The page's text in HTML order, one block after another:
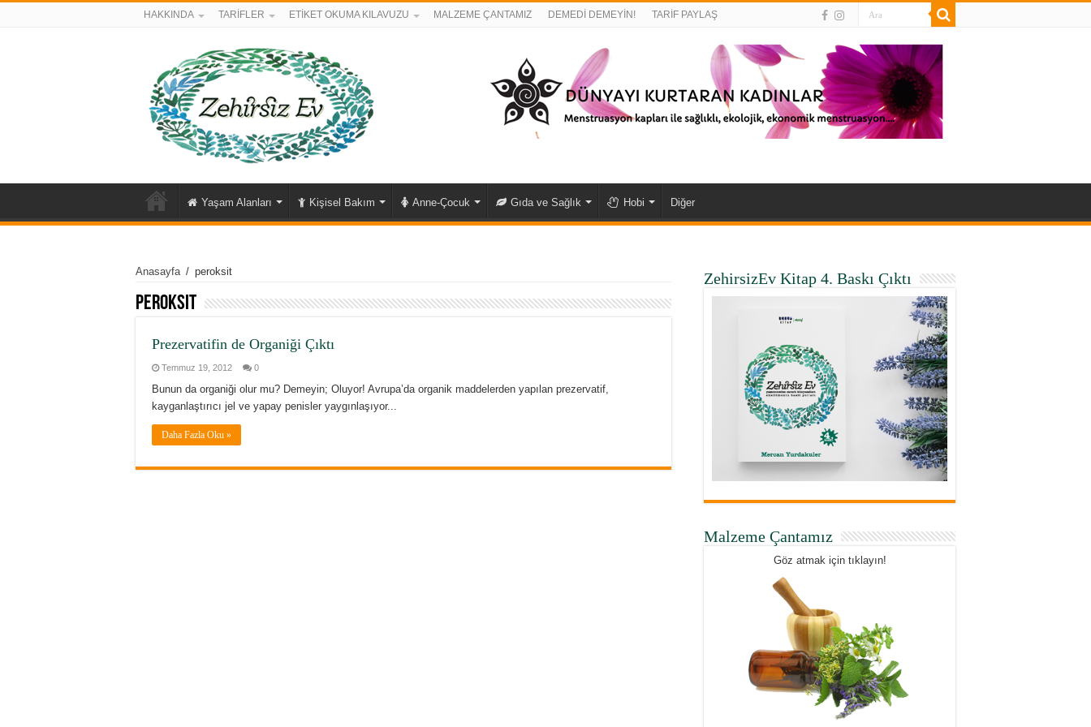
HAKKINDA TARİFLER ETİKET OKUMA KILAVUZU MALZEME ÇANTAMIZ DEMEDİ DEMEYİN! TARİF PAYLAŞ
Yaşam Alanları Kişisel Bakım Anne-Çocuk Gıda ve Sağlık Hobi Diğer
Anasayfa / peroksit
peroksit
Prezervatifin de Organiği Çıktı
Temmuz 19, 2012 0
Bunun da organiği olur mu? Demeyin; Oluyor! Avrupa’da organik maddelerden yapılan prezervatif,
kayganlaştırıcı jel ve yapay penisler yaygınlaşıyor...
Daha Fazla Oku »
ZehirsizEv Kitap 4. Baskı Çıktı
Malzeme Çantamız
Göz atmak için tıklayın!